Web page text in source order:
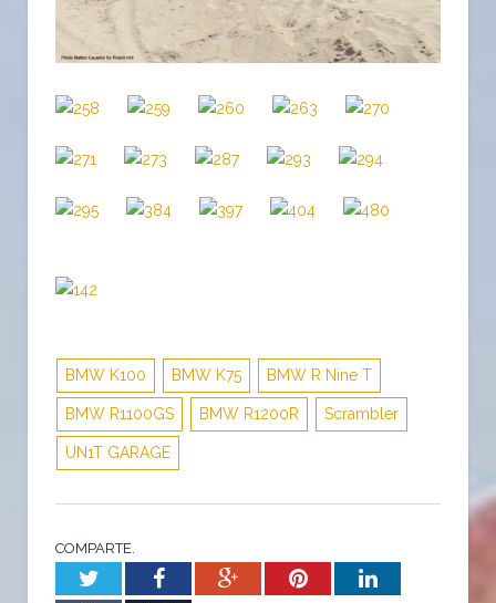
BMW K100 BMW K75 BMW R Nine T
BMW R1100GS BMW R1200R Scrambler
UN1T GARAGE
COMPARTE.
TwitterFacebookGoogle+PinterestLinkedIn